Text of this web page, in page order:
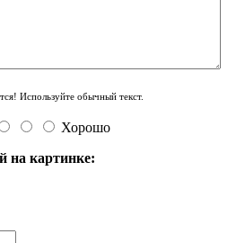
Используйте обычный текст.
Хорошо
на картинке: